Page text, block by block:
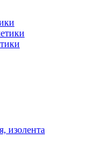
изолента